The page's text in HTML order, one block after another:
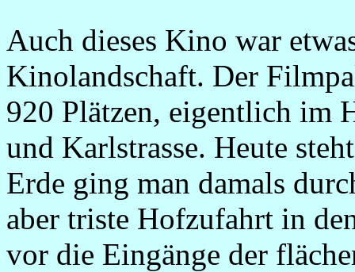
Auch dieses Kino war
Kinolandschaft. Der
920 Plätzen, eigentlich im
und Karlstrasse. Heute
Erde ging man damals
aber triste Hofzufahrt in
vor die Eingänge der